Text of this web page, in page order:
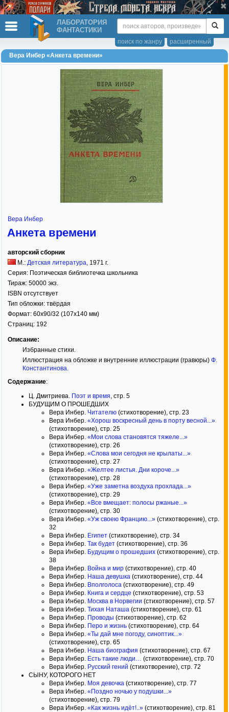
ЛАБОРАТОРИЯ
ФАНТАСТИКИ
расширенный
поиск по жанру
Вера Инбер «Анкета времени»
Вера Инбер
Анкета времени
авторский сборник
М.: Детская литература, 1971 г.
Серия: Поэтическая библиотечка школьника
Тираж: 50000 экз.
ISBN отсутствует
Тип обложки: твёрдая
Формат: 60x90/32 (107x140 мм)
Страниц: 192
Описание:
Избранные стихи.
Иллюстрация на обложке и внутренние иллюстрации (гравюры) Ф.
Константинова.
Содержание:
Ц. Дмитриева. Поэт и время, стр. 5
БУДУЩИМ О ПРОШЕДШИХ
Вера Инбер. Читателю (стихотворение), стр. 23
Вера Инбер. «Хорош воскресный день в порту весной...»
(стихотворение), стр. 25
Вера Инбер. «Мои слова становятся тяжеле...»
(стихотворение), стр. 26
Вера Инбер. «Слова мои сегодня не крылаты...»
(стихотворение), стр. 27
Вера Инбер. «Желтее листья. Дни короче...»
(стихотворение), стр. 28
Вера Инбер. «Уже заметна воздуха прохлада...»
(стихотворение), стр. 29
Вера Инбер. «Все вмещает: полосы ржаные...»
(стихотворение), стр. 30
Вера Инбер. «Уж своею Францию...» (стихотворение), стр.
32
Вера Инбер. Египет (стихотворение), стр. 34
Вера Инбер. Так будет (стихотворение), стр. 36
Вера Инбер. Будущим о прошедших (стихотворение), стр.
38
Вера Инбер. Война и мир (стихотворение), стр. 40
Вера Инбер. Наша девушка (стихотворение), стр. 44
Вера Инбер. Вполголоса (стихотворение), стр. 49
Вера Инбер. Книга и сердце (стихотворение), стр. 53
Вера Инбер. Москва в Норвегии (стихотворение), стр. 57
Вера Инбер. Тихая Наташа (стихотворение), стр. 61
Вера Инбер. Проводы (стихотворение), стр. 62
Вера Инбер. Перо и жизнь (стихотворение), стр. 64
Вера Инбер. «Ты дай мне погоду, синоптик...»
(стихотворение), стр. 65
Вера Инбер. Наша биография (стихотворение), стр. 67
Вера Инбер. Есть такие люди… (стихотворение), стр. 70
Вера Инбер. Русский гений (стихотворение), стр. 72
СЫНУ, КОТОРОГО НЕТ
Вера Инбер. Моя девочка (стихотворение), стр. 77
Вера Инбер. «Поздно ночью у подушки...»
(стихотворение), стр. 79
Вера Инбер. «Как жизнь идёт!..» (стихотворение), стр. 81